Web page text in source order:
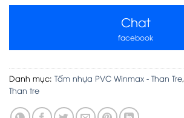
Chat
facebook
Danh mục: Tấm nhựa PVC Winmax - Than Tre,
Than tre